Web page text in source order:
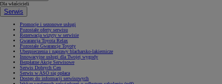
Dla właścicieli
Serwis
Promocje i sezonowe usługi
Pozostałe oferty serwisu
Rezerwacja wizyty w serwisie
Gwarancja Toyota Relax
Pozostałe Gwarancje Toyoty
Ubezpieczenia i naprawy blacharsko-lakiernicze
Innowacyjne usługi dla Twojej wygody
Bezpłatne Akcje Serwisowe
Serwis Dobrych Cen
Serwis w ASO się opłaca
Dostęp do informacji serwisowych